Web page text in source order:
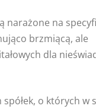
narażone na
brzmiącą, ale
dla
o których w